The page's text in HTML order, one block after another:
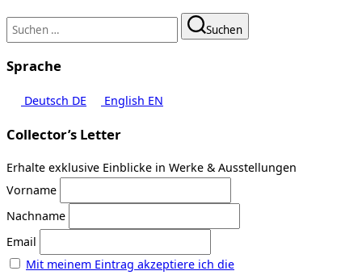
Suchen
nach:
Suchen
Sprache
Deutsch DE English EN
Collector’s Letter
Erhalte exklusive Einblicke in Werke & Ausstellungen
Vorname
Nachname
Email
Mit meinem Eintrag akzeptiere ich die